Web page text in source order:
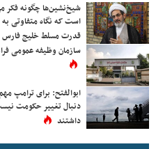
شیخ‌نشین‌ها چگونه فکر
است که نگاه متفاوتی به
قدرت مسلط خلیج
سازمان وظیفه عمومی
ابوالفتح: برای ترامپ
دنبال تغییر حکومت
داشتند